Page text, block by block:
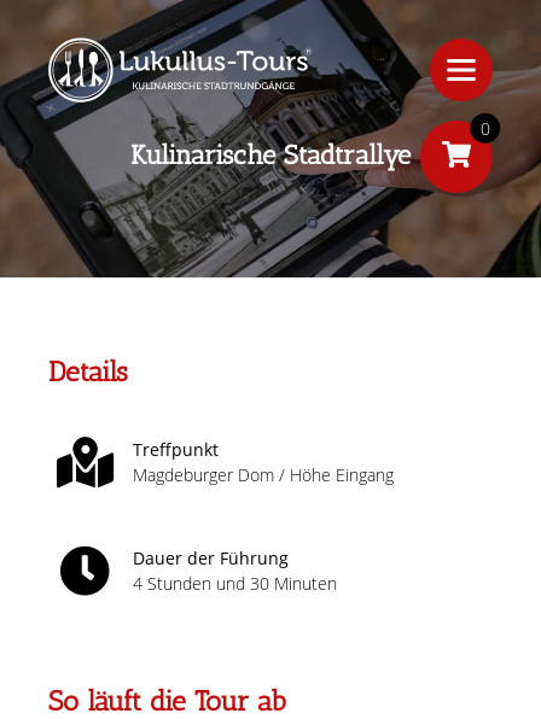
Kulinarische Stadtrallye
Details
Treffpunkt
Magdeburger Dom / Höhe Eingang
Dauer der Führung
4 Stunden und 30 Minuten
So läuft die Tour ab
0